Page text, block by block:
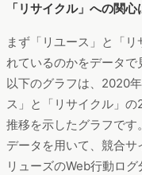
「リサイクル」への関
まず「リユース」と「
れているのかをデータで
以下のグラフは、2020
ス」と「リサイクル」
推移を示したグラフで
データを用いて、競合
リューズのWeb行動ロ